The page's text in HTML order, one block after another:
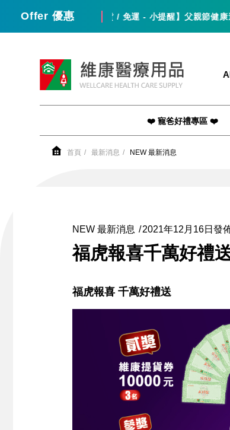
Offer 優惠
【 出貨 / 免運 - 小提醒】父親節健康送禮季，把
❤️ 寵爸好禮專區 ❤️
首頁 最新消息 NEW 最新消息
NEW 最新消息 2021年12月16日發
福虎報喜千萬好禮
福虎報喜 千萬好禮送